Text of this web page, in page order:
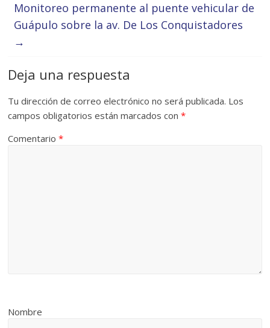
Monitoreo permanente al puente vehicular de
Guápulo sobre la av. De Los Conquistadores
→
Deja una respuesta
Tu dirección de correo electrónico no será publicada. Los
campos obligatorios están marcados con*
Comentario*
Nombre